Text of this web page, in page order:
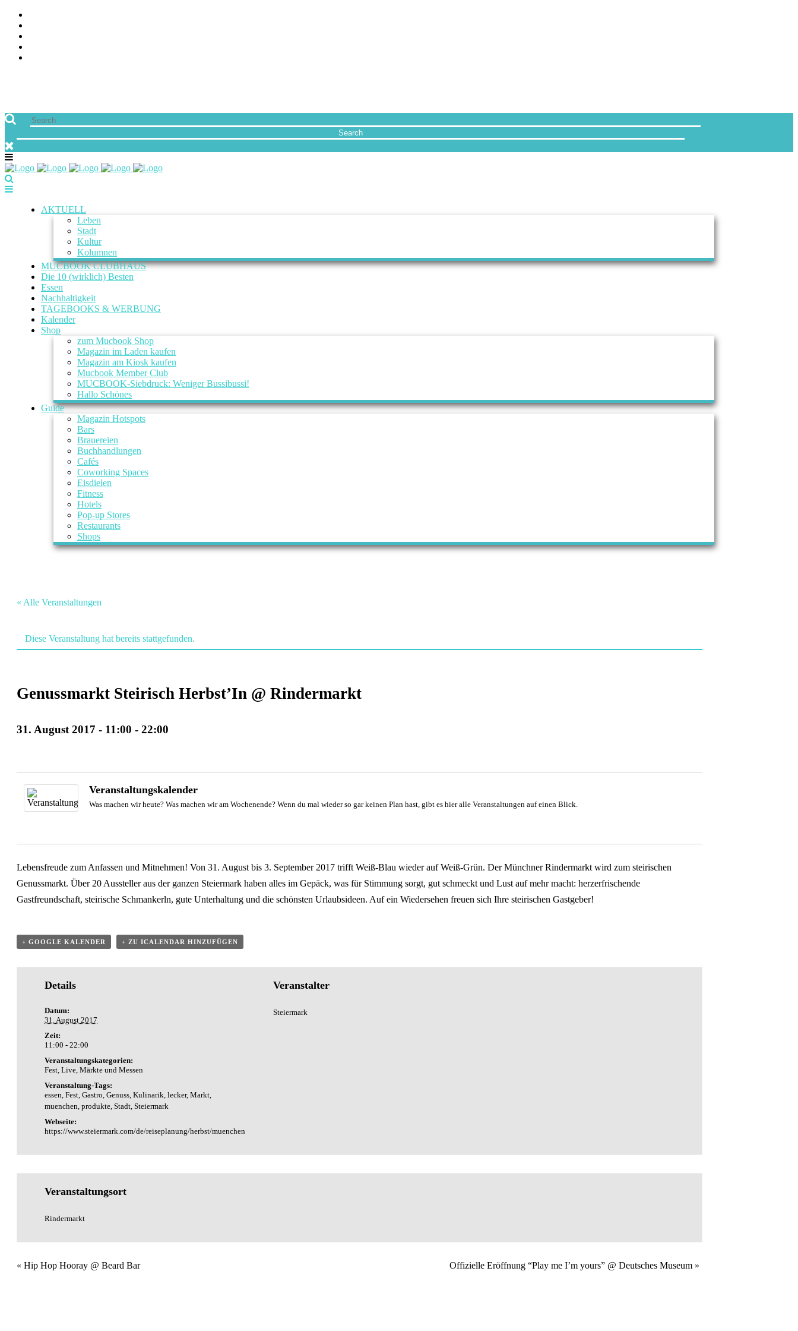
AKTUELL
Leben
Stadt
Kultur
Kolumnen
MUCBOOK CLUBHAUS
Die 10 (wirklich) Besten
Essen
Nachhaltigkeit
TAGEBOOKS & WERBUNG
Kalender
Shop
zum Mucbook Shop
Magazin im Laden kaufen
Magazin am Kiosk kaufen
Mucbook Member Club
MUCBOOK-Siebdruck: Weniger Bussibussi!
Hallo Schönes
Guide
Magazin Hotspots
Bars
Brauereien
Buchhandlungen
Cafés
Coworking Spaces
Eisdielen
Fitness
Hotels
Pop-up Stores
Restaurants
Shops
« Alle Veranstaltungen
Diese Veranstaltung hat bereits stattgefunden.
Genussmarkt Steirisch Herbst’In @ Rindermarkt
31. August 2017 - 11:00 - 22:00
NavigationVeranstaltungskalender
Was machen wir heute? Was machen wir am Wochenende? Wenn du mal wieder so gar keinen Plan hast, gibt es hier alle Veranstaltungen auf einen Blick.
Lebensfreude zum Anfassen und Mitnehmen! Von 31. August bis 3. September 2017 trifft Weiß-Blau wieder auf Weiß-Grün. Der Münchner Rindermarkt wird zum steirischen
Genussmarkt. Über 20 Aussteller aus der ganzen Steiermark haben alles im Gepäck, was für Stimmung sorgt, gut schmeckt und Lust auf mehr macht: herzerfrischende
Gastfreundschaft, steirische Schmankerln, gute Unterhaltung und die schönsten Urlaubsideen. Auf ein Wiedersehen freuen sich Ihre steirischen Gastgeber!
+ GOOGLE KALENDER + ZU ICALENDAR HINZUFÜGEN
Details
Datum:
31. August 2017
Zeit:
11:00 - 22:00
Veranstaltungskategorien:
Fest ,Live ,Märkte und Messen
Veranstaltung-Tags:
essen ,Fest ,Gastro ,Genuss ,Kulinarik ,lecker,Markt
muenchen ,produkte ,Stadt ,Steiermark
Webseite:
https://www.steiermark.com/de/reiseplanung/herbst/muenchen
Veranstalter
Steiermark
Veranstaltungsort
Rindermarkt
Veranstaltung
« Hip Hop Hooray @ Beard Bar Offizielle Eröffnung “Play me I’m yours” @ Deutsches Museum »